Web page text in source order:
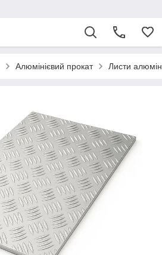
Алюмінієвий прокат Листи